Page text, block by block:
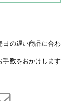
日の遅い商品に合わ
手数をおかけします